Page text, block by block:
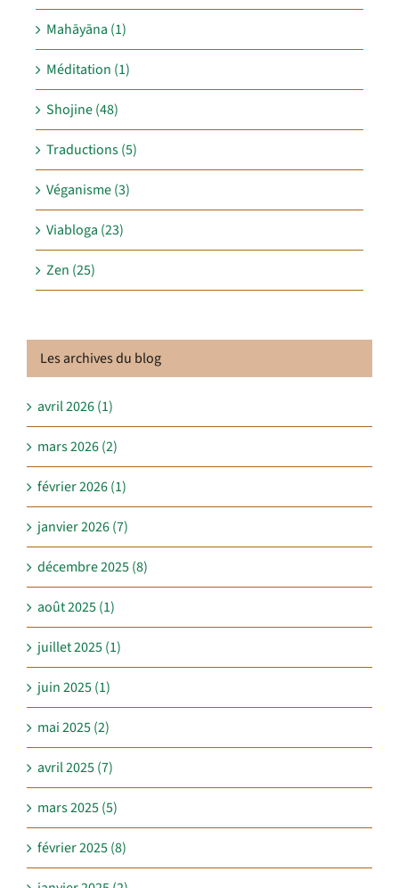
Mahāyāna (1)
Méditation (1)
Shojine (48)
Traductions (5)
Véganisme (3)
Viabloga (23)
Zen (25)
Les archives du blog
avril 2026 (1)
mars 2026 (2)
février 2026 (1)
janvier 2026 (7)
décembre 2025 (8)
août 2025 (1)
juillet 2025 (1)
juin 2025 (1)
mai 2025 (2)
avril 2025 (7)
mars 2025 (5)
février 2025 (8)